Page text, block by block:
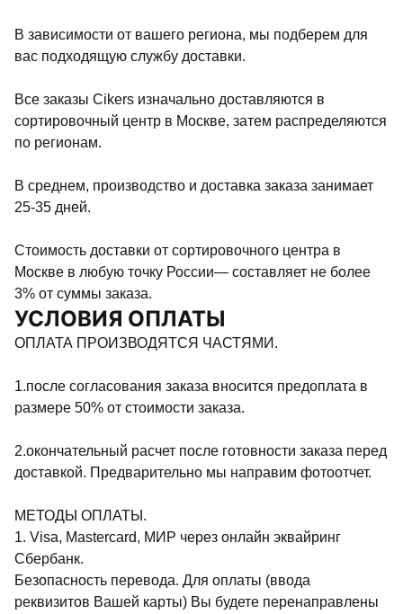
В зависимости от вашего региона, мы подберем для
вас подходящую службу доставки.
Все заказы Cikers изначально доставляются в
сортировочный центр в Москве, затем распределяются
по регионам.
В среднем, производство и доставка заказа занимает
25-35 дней.
Стоимость доставки от сортировочного центра в
Москве в любую точку России— составляет не более
3% от суммы заказа.
УСЛОВИЯ ОПЛАТЫ
ОПЛАТА ПРОИЗВОДЯТСЯ ЧАСТЯМИ.
1.после согласования заказа вносится предоплата в
размере 50% от стоимости заказа.
2.окончательный расчет после готовности заказа перед
доставкой. Предварительно мы направим фотоотчет.
МЕТОДЫ ОПЛАТЫ.
1. Visa, Mastercard, МИР через онлайн эквайринг
Сбербанк.
Безопасность перевода. Для оплаты (ввода
реквизитов Вашей карты) Вы будете перенаправлены